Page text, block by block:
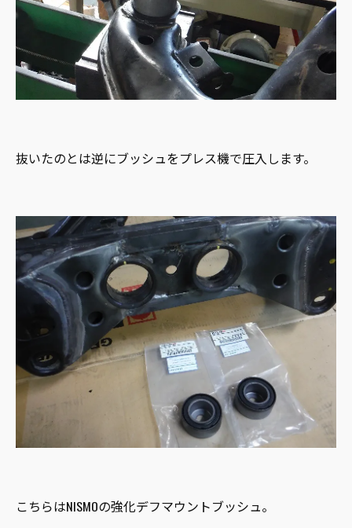
抜いたのとは逆にブッシュをプレス機で圧入します。
こちらはNISMOの強化デフマウントブッシュ。